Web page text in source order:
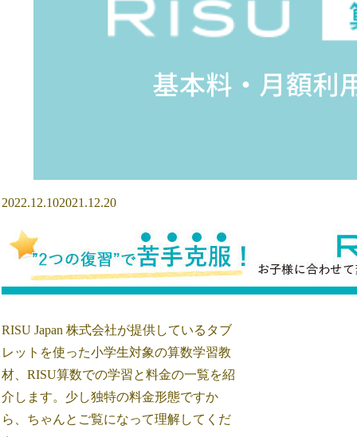
2022.12.102021.12.20
RISU Japan 株式会社が提供しているタブ
レットを使った小学生対象の算数学習教
材、RISU算数での学習と料金の一覧を紹
介します。少し独特の料金形態ですか
ら、ちゃんとご覧になって理解してくだ